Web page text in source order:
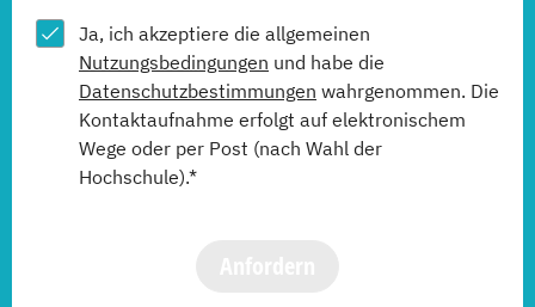
Ja, ich akzeptiere die allgemeinen
Nutzungsbedingungen und habe die
Datenschutzbestimmungen wahrgenommen. Die
Kontaktaufnahme erfolgt auf elektronischem
Wege oder per Post (nach Wahl der
Hochschule).*